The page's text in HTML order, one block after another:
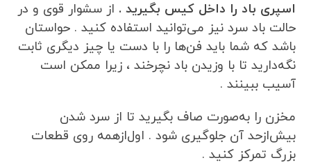
اسپری باد را داخل کیس بگیرید . از سشوار قوی و در
حالت باد سرد نیز می‌توانید استفاده کنید . حواستان
باشد که شما باید فن‌ها را با دست یا چیز دیگری ثابت
نگه‌دارید تا با وزیدن باد نچرخند ، زیرا ممکن است
آسیب ببینند .
مخزن را به‌صورت صاف بگیرید تا از سرد شدن
بیش‌ازحد آن جلوگیری شود . اول‌ازهمه روی قطعات
بزرگ تمرکز کنید .